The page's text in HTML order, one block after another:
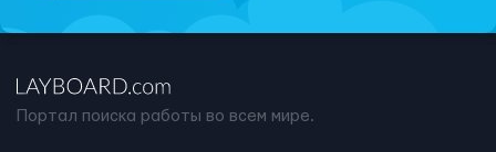
Портал поиска работы во всем мире.